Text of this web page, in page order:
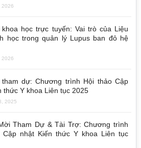
2026
khoa học trực tuyến: Vai trò của Liệu
học trong quản lý Lupus ban đỏ hệ
2026
dự: Chương trình Hội thảo Cập
thức Y khoa Liên tục 2025
2025
Tham Dự & Tài Trợ: Chương trình
Cập nhật Kiến thức Y khoa Liên tục